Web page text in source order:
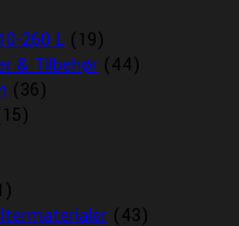
260 L (19)
& Tilbehør (44)
(36)
(43)